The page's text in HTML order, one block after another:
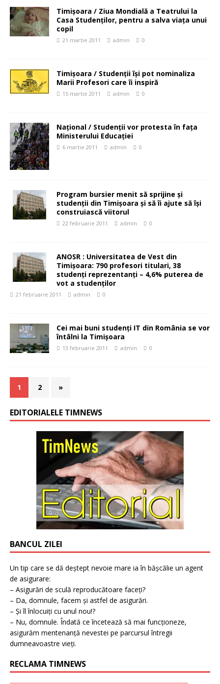
Timişoara / Ziua Mondială a Teatrului la
Casa Studenţilor, pentru a salva viaţa unui
copil
21 martie 2011 admin 0
Timişoara / Studenţii îşi pot nominaliza
Marii Profesori care îi inspiră
15 martie 2011 admin 0
Naţional / Studenţii vor protesta în faţa
Ministerului Educaţiei
6 martie 2011 admin 0
Program bursier menit să sprijine și
studenţii din Timișoara şi să îi ajute să îşi
construiască viitorul
22 februarie 2011 admin 0
ANOSR : Universitatea de Vest din
Timişoara: 790 profesori titulari, 38
studenţi reprezentanţi – 4,6% puterea de
vot a studenţilor
21 februarie 2011 admin 0
Cei mai buni studenţi IT din România se vor
întâlni la Timişoara
13 februarie 2011 admin 0
1 2 »
EDITORIALELE TIMNEWS
BANCUL ZILEI
Un tip care se dă deștept nevoie mare ia în bășcălie un agent
de asigurare:
– Asigurări de sculă reproducătoare faceți?
– Da, domnule, facem și astfel de asigurări.
– Și îl înlocuiți cu unul nou!?
– Nu, domnule. Îndată ce încetează să mai funcționeze,
asigurăm mentenanță nevestei pe parcursul întregii
dumneavoastre vieți.
RECLAMA TIMNEWS